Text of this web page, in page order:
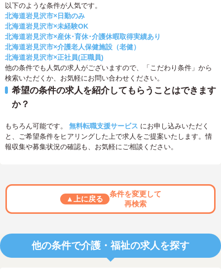
以下のような条件が人気です。
北海道岩見沢市×日勤のみ
北海道岩見沢市×未経験OK
北海道岩見沢市×産休･育休･介護休暇取得実績あり
北海道岩見沢市×介護老人保健施設（老健）
北海道岩見沢市×正社員(正職員)
他の条件でも人気の求人がございますので、「こだわり条件」から
検索いただくか、お気軽にお問い合わせください。
希望の条件の求人を紹介してもらうことはできます
か？
もちろん可能です。 無料転職支援サービス にお申し込みいただく
と、ご希望条件をヒアリングした上で求人をご提案いたします。情
報収集や募集状況の確認も、お気軽にご相談ください。
▲上に戻る
条件を変更して
再検索
他の条件で介護・福祉の求人を探す